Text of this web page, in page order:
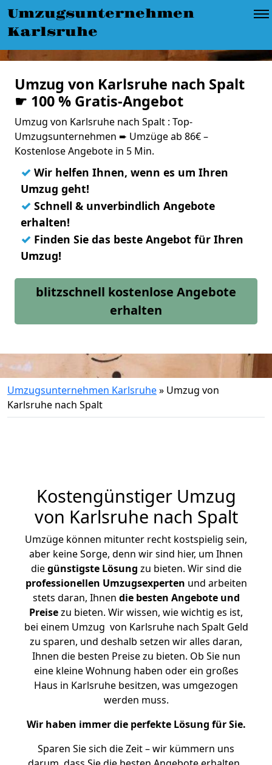
Umzugsunternehmen
Karlsruhe
Umzug von Karlsruhe nach Spalt
☛ 100 % Gratis-Angebot
Umzug von Karlsruhe nach Spalt : Top-
Umzugsunternehmen ➨ Umzüge ab 86€ –
Kostenlose Angebote in 5 Min.
✓ Wir helfen Ihnen, wenn es um Ihren
Umzug geht!
✓ Schnell & unverbindlich Angebote
erhalten!
✓ Finden Sie das beste Angebot für Ihren
Umzug!
blitzschnell kostenlose Angebote
erhalten
Umzugsunternehmen Karlsruhe» Umzug von
Karlsruhe nach Spalt
Kostengünstiger Umzug
von Karlsruhe nach Spalt
Umzüge können mitunter recht kostspielig sein,
aber keine Sorge, denn wir sind hier, um Ihnen
diegünstigste Lösung zu bieten. Wir sind die
professionellen Umzugsexperten und arbeiten
stets daran, Ihnen die besten Angebote und
Preisezu bieten. Wir wissen, wie wichtig es ist,
bei einem Umzug von Karlsruhe nach Spalt Geld
zu sparen, und deshalb setzen wir alles daran,
Ihnen die besten Preise zu bieten. Ob Sie nun
eine kleine Wohnung haben oder ein großes
Haus in Karlsruhe besitzen, was umgezogen
werden muss.
Wir haben immer die perfekte Lösung für Sie.
Sparen Sie sich die Zeit – wir kümmern uns